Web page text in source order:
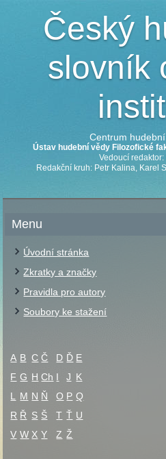
Český
slovník
Centrum
Ústav hudební vědy Filozofické
Vedoucí redaktor:
Redakční kruh: Petr Kalina, Karel
Menu
Úvodní stránka
Zkratky a značky
Pravidla pro autory
Soubory ke stažení
A B C Č D Ď E
F G H Ch I J K
L
M N Ň O P Q
R Ř S Š T Ť U
V W X Y Z Ž